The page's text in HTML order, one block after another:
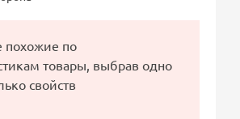
похожие по
товары, выбрав одно
свойств